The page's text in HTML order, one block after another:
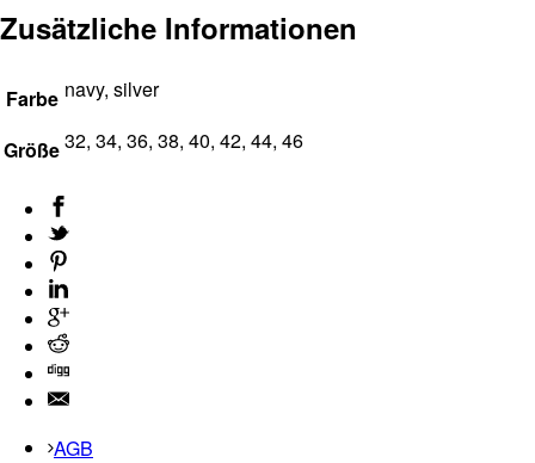
Zusätzliche Informationen
Farbe navy, silver
Größe32, 34, 36, 38, 40, 42, 44, 46
AGB